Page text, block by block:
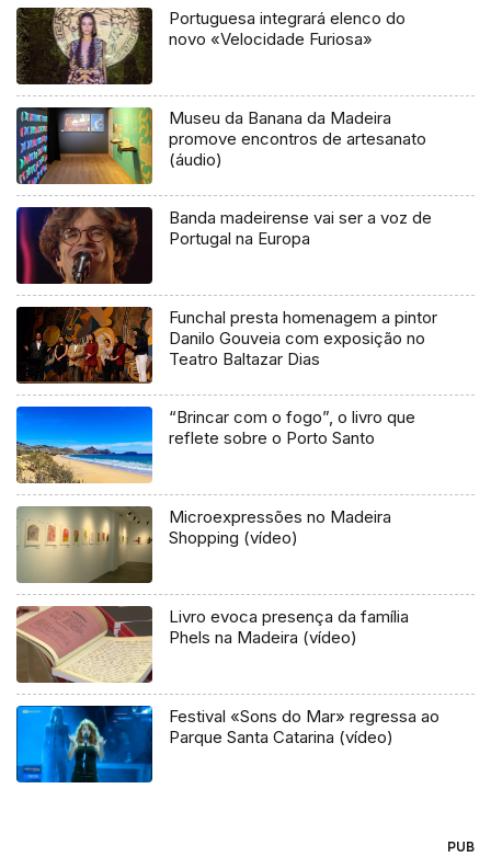
Portuguesa integrará elenco do
novo «Velocidade Furiosa»
Museu da Banana da Madeira
promove encontros de artesanato
(áudio)
Banda madeirense vai ser a voz de
Portugal na Europa
Funchal presta homenagem a pintor
Danilo Gouveia com exposição no
Teatro Baltazar Dias
“Brincar com o fogo”, o livro que
reflete sobre o Porto Santo
Microexpressões no Madeira
Shopping (vídeo)
Livro evoca presença da família
Phels na Madeira (vídeo)
Festival «Sons do Mar» regressa ao
Parque Santa Catarina (vídeo)
PUB